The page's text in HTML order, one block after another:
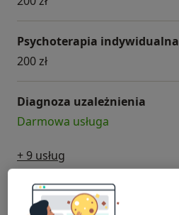
Psychoterapia indywidualna
200 zł
Diagnoza uzależnienia
Darmowa usługa
+ 9 usług
W jaki sposób ustalane są ceny?